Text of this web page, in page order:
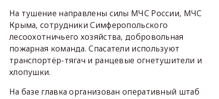
На тушение направлены силы МЧС России, МЧС
Крыма, сотрудники Симферопольского
лесоохотничьего хозяйства, добровольная
пожарная команда. Спасатели используют
транспортёр-тягач и ранцевые огнетушители и
хлопушки.
На базе главка организован оперативный штаб